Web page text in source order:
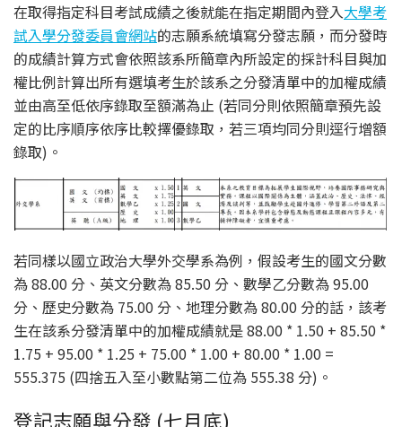
在取得指定科目考試成績之後就能在指定期間內登入大學考
試入學分發委員會網站的志願系統填寫分發志願，而分發時
的成績計算方式會依照該系所簡章內所設定的採計科目與加
權比例計算出所有選填考生於該系之分發清單中的加權成績
並由高至低依序錄取至額滿為止 (若同分則依照簡章預先設
定的比序順序依序比較擇優錄取，若三項均同分則逕行增額
錄取)。
若同樣以國立政治大學外交學系為例，假設考生的國文分數
為 88.00 分、英文分數為 85.50 分、數學乙分數為 95.00
分、歷史分數為 75.00 分、地理分數為 80.00 分的話，該考
生在該系分發清單中的加權成績就是 88.00 * 1.50 + 85.50 *
1.75 + 95.00 * 1.25 + 75.00 * 1.00 + 80.00 * 1.00 =
555.375 (四捨五入至小數點第二位為 555.38 分)。
登記志願與分發 (七月底)